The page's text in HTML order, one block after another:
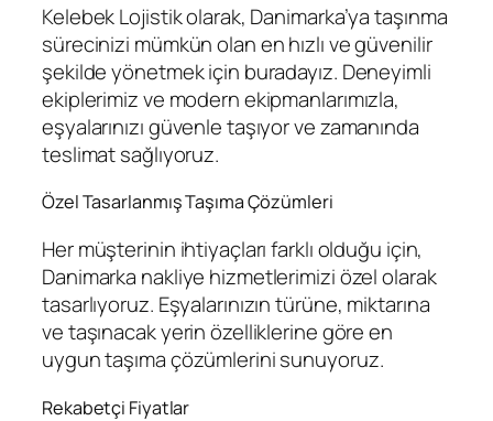
Kelebek Lojistik olarak, Danimarka’ya taşınma
sürecinizi mümkün olan en hızlı ve güvenilir
şekilde yönetmek için buradayız. Deneyimli
ekiplerimiz ve modern ekipmanlarımızla,
eşyalarınızı güvenle taşıyor ve zamanında
teslimat sağlıyoruz.
Özel Tasarlanmış Taşıma Çözümleri
Her müşterinin ihtiyaçları farklı olduğu için,
Danimarka nakliye hizmetlerimizi özel olarak
tasarlıyoruz. Eşyalarınızın türüne, miktarına
ve taşınacak yerin özelliklerine göre en
uygun taşıma çözümlerini sunuyoruz.
Rekabetçi Fiyatlar